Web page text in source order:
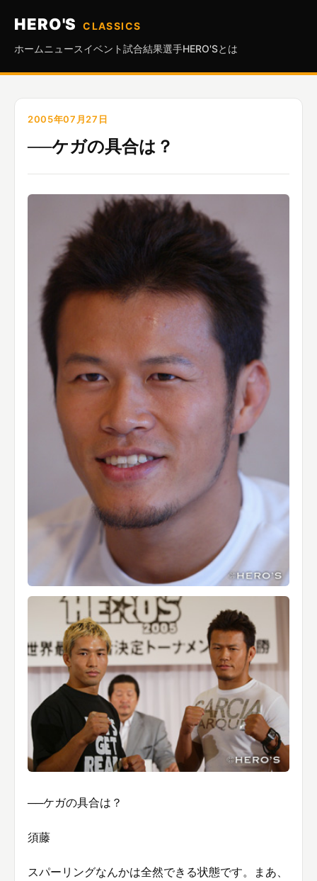
HERO'S
CLASSICS
ホーム ニュースイベント試合結果選手HERO'Sとは
2005年07月27日
──ケガの具合は？
──ケガの具合は？
須藤
スパーリングなんかは全然できる状態です。まあ、